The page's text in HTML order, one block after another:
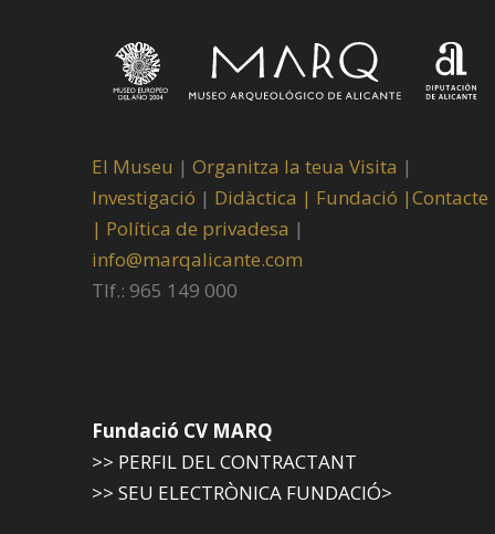
El Museu | Organitza la teua Visita |
Investigació | Didàctica | Fundació |Contacte
| Política de privadesa |
info@marqalicante.com
Tlf.: 965 149 000
Fundació CV MARQ
>> PERFIL DEL CONTRACTANT
>> SEU ELECTRÒNICA FUNDACIÓ>